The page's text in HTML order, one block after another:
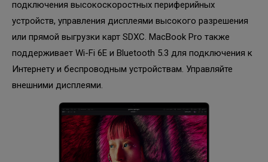
подключения высокоскоростных периферийных
устройств, управления дисплеями высокого разрешения
или прямой выгрузки карт SDXC. MacBook Pro также
поддерживает Wi-Fi 6E и Bluetooth 5.3 для подключения к
Интернету и беспроводным устройствам. Управляйте
внешними дисплеями.